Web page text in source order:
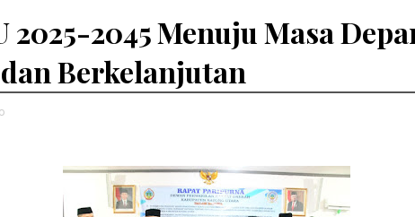
2025-2045 Menuju Masa
Berkelanjutan